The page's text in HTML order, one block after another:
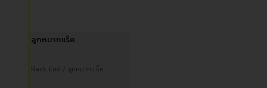
ลูกหมากแร็ค
Rack End / ลูกหมากแร็ค